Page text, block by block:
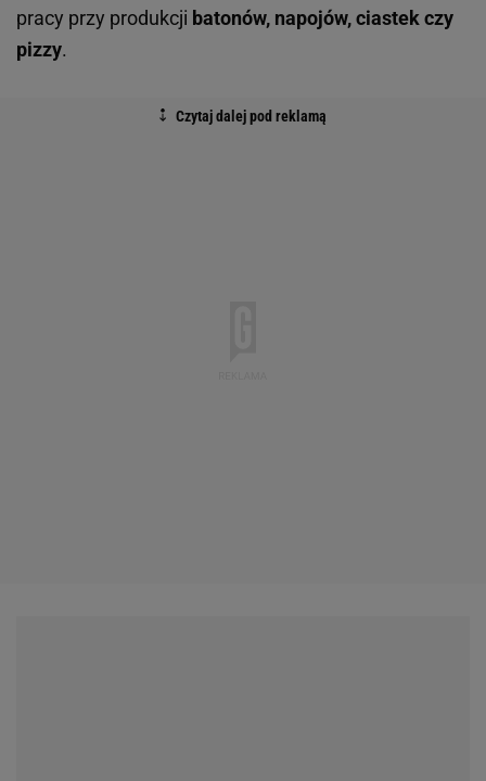
pracy przy produkcji batonów, napojów, ciastek czy
pizzy.